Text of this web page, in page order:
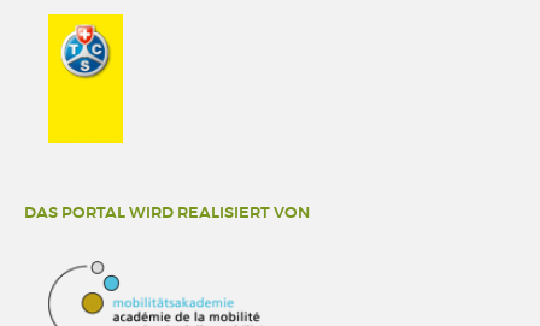
DAS PORTAL WIRD REALISIERT VON